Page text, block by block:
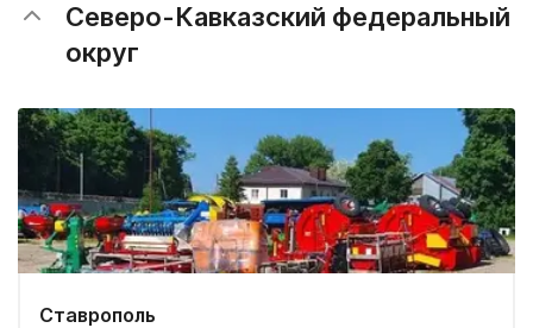
Северо-Кавказский федеральный
округ
Ставрополь